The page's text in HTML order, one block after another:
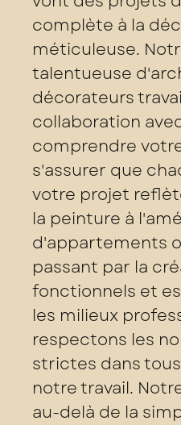
complète à la
méticuleuse.
talentueuse
décorateurs
collaboration
comprendre
s'assurer que
votre projet
la peinture à
d'appartements
passant par la
fonctionnels et
les milieux
respectons les
strictes dans
notre travail.
au-delà de la